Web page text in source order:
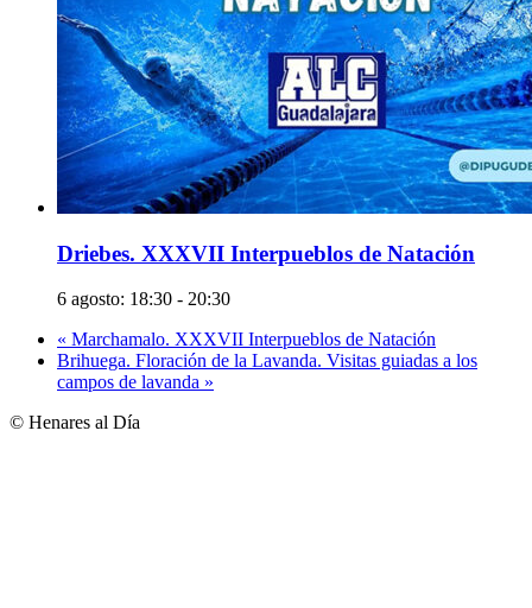
Driebes. XXXVII Interpueblos de Natación
6 agosto: 18:30 - 20:30
« Marchamalo. XXXVII Interpueblos de Natación
Brihuega. Floración de la Lavanda. Visitas guiadas a los
campos de lavanda »
© Henares al Día